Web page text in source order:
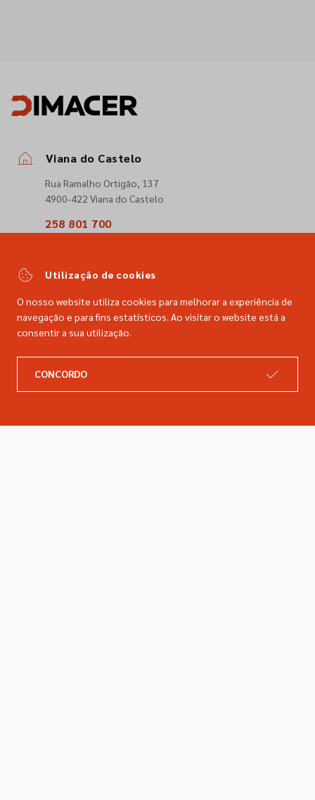
Viana do Castelo
Rua Ramalho Ortigão, 137
4900-422 Viana do Castelo
258 801 700
comercial@dimacer.com
Catálogo
Utilização de cookies
O nosso website utiliza cookies para melhorar a experiência de
navegação e para fins estatísticos. Ao visitar o website está a
consentir a sua utilização.
CONCORDO